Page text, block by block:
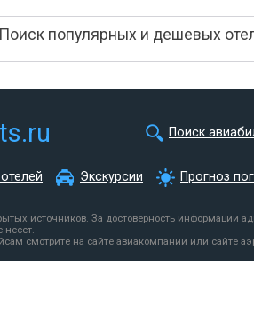
популярных и дешевых
Поиск
Экскурсии Прогноз
источников. За достоверность информации
несет.
смотрите на сайте авиакомпании или сайте